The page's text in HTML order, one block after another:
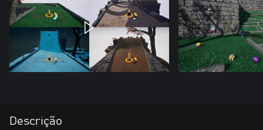
Descrição